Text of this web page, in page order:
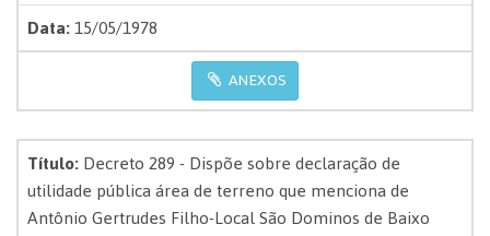
Data:15/05/1978
ANEXOS
Título:Decreto 289 - Dispõe sobre declaração de
utilidade pública área de terreno que menciona de
Antônio Gertrudes Filho-Local São Dominos de Baixo